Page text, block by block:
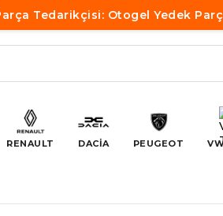
Tedarikçisi: Otogel Yedek
RENAULT DACİA PEUGEOT